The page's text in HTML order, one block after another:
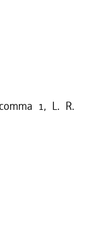
1, L. R.